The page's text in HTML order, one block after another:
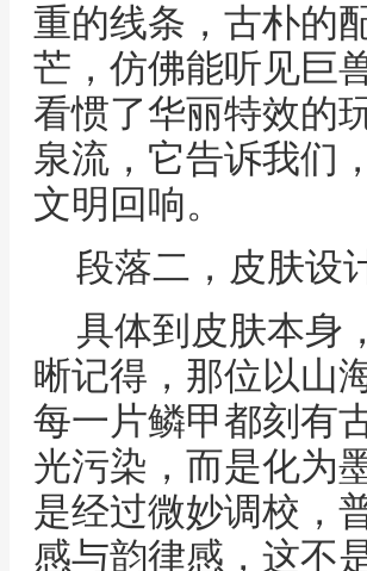
重的线条，古朴的
芒，仿佛能听见巨
看惯了华丽特效的
泉流，它告诉我们
文明回响。
段落二，皮肤设
具体到皮肤本身
晰记得，那位以山
每一片鳞甲都刻有
光污染，而是化为
是经过微妙调校，
感与韵律感，这不